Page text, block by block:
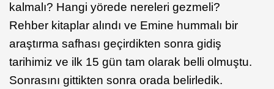
kalmalı? Hangi yörede nereleri gezmeli?
Rehber kitaplar alındı ve Emine hummalı bir
araştırma safhası geçirdikten sonra gidiş
tarihimiz ve ilk 15 gün tam olarak belli olmuştu.
Sonrasını gittikten sonra orada belirledik.